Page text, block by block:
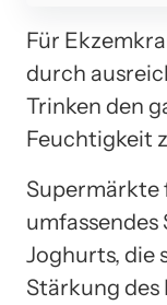
Für
durch
Trinken den
Feuchtigkeit
Supermärkte
Joghurts, die
Stärkung des